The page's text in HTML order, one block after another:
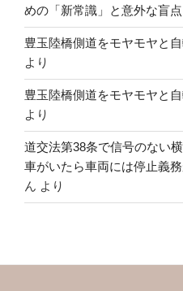
めの「新常識」と意外な盲点
豊玉陸橋側道をモヤモヤと
より
豊玉陸橋側道をモヤモヤと
より
道交法第38条で信号のない
車がいたら車両には停止義
ん より